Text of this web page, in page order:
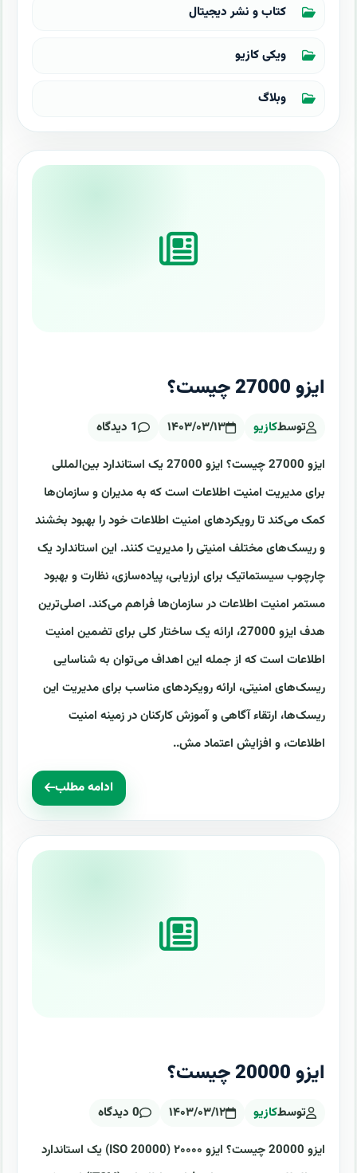
کتاب و نشر دیجیتال
ویکی کازیو
وبلاگ
ایزو 27000 چیست؟
توسطکازیو ۱۴۰۳/۰۳/۱۳ 1 دیدگاه
ایزو 27000 چیست؟ ایزو 27000 یک استاندارد بین‌المللی
برای مدیریت امنیت اطلاعات است که به مدیران و سازمان‌ها
کمک می‌کند تا رویکردهای امنیت اطلاعات خود را بهبود بخشند
و ریسک‌های مختلف امنیتی را مدیریت کنند. این استاندارد یک
چارچوب سیستماتیک برای ارزیابی، پیاده‌سازی، نظارت و بهبود
مستمر امنیت اطلاعات در سازمان‌ها فراهم می‌کند. اصلی‌ترین
هدف ایزو 27000، ارائه یک ساختار کلی برای تضمین امنیت
اطلاعات است که از جمله این اهداف می‌توان به شناسایی
ریسک‌های امنیتی، ارائه رویکردهای مناسب برای مدیریت این
ریسک‌ها، ارتقاء آگاهی و آموزش کارکنان در زمینه امنیت
اطلاعات، و افزایش اعتماد مش..
ادامه مطلب
ایزو 20000 چیست؟
توسطکازیو ۱۴۰۳/۰۳/۱۲ 0 دیدگاه
ایزو 20000 چیست؟ ایزو ۲۰۰۰۰ (ISO 20000) یک استاندارد